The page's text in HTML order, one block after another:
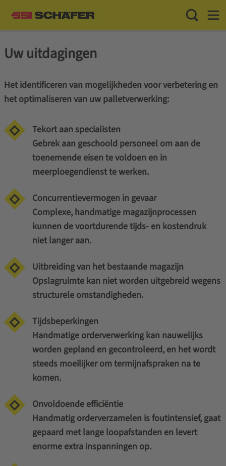
Toggle
Uw uitdagingen
Het identificeren van mogelijkheden voor verbetering en
het optimaliseren van uw palletverwerking:
Tekort aan specialisten
Gebrek aan geschoold personeel om aan de
toenemende eisen te voldoen en in
meerploegendienst te werken.
Concurrentievermogen in gevaar
Complexe, handmatige magazijnprocessen
kunnen de voortdurende tijds- en kostendruk
niet langer aan.
Uitbreiding van het bestaande magazijn
Opslagruimte kan niet worden uitgebreid wegens
structurele omstandigheden.
Tijdsbeperkingen
Handmatige orderverwerking kan nauwelijks
worden gepland en gecontroleerd, en het wordt
steeds moeilijker om termijnafspraken na te
komen.
Onvoldoende efficiëntie
Handmatig orderverzamelen is foutintensief, gaat
gepaard met lange loopafstanden en levert
enorme extra inspanningen op.